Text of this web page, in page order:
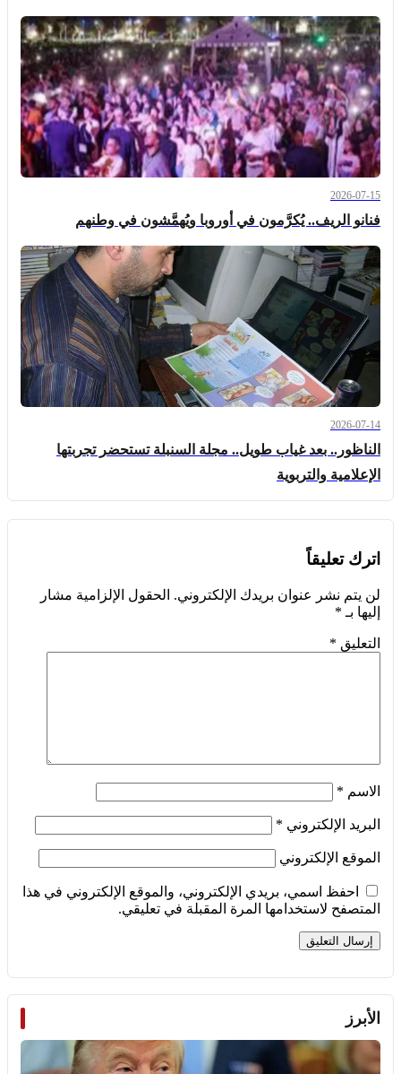
2026-07-15
فنانو الريف.. يُكرَّمون في أوروبا ويُهمَّشون في وطنهم
2026-07-14
الناظور.. بعد غياب طويل.. مجلة السنبلة تستحضر تجربتها
الإعلامية والتربوية
اترك تعليقاً
لن يتم نشر عنوان بريدك الإلكتروني. الحقول الإلزامية مشار
إليها بـ *
التعليق *
الاسم *
البريد الإلكتروني *
الموقع الإلكتروني
احفظ اسمي، بريدي الإلكتروني، والموقع الإلكتروني في هذا
المتصفح لاستخدامها المرة المقبلة في تعليقي.
الأبرز